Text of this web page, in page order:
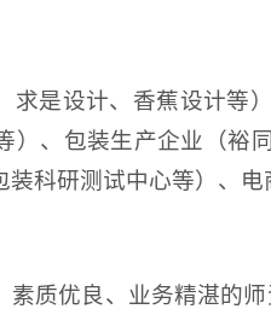
求是设计、香蕉设计等
）、包装生产企业（裕
科研测试中心等）、电
素质优良、业务精湛的